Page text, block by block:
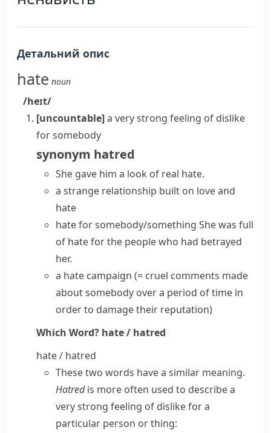
Детальний опис
hate noun
/heɪt/
[uncountable]a very strong feeling of dislike
for somebody
synonym hatred
She gave him a look of real hate.
a strange relationship built on love and
hate
hate for somebody/something She was full
of hate for the people who had betrayed
her.
a hate campaign (= cruel comments made
about somebody over a period of time in
order to damage their reputation)
Which Word? hate / hatred
hate / hatred
These two words have a similar meaning.
Hatredis more often used to describe a
very strong feeling of dislike for a
particular person or thing: